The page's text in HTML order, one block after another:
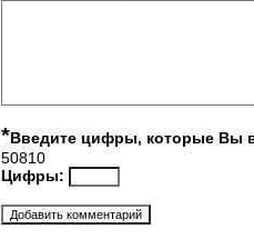
*Введите цифры, которые Вы
50810
Цифры: